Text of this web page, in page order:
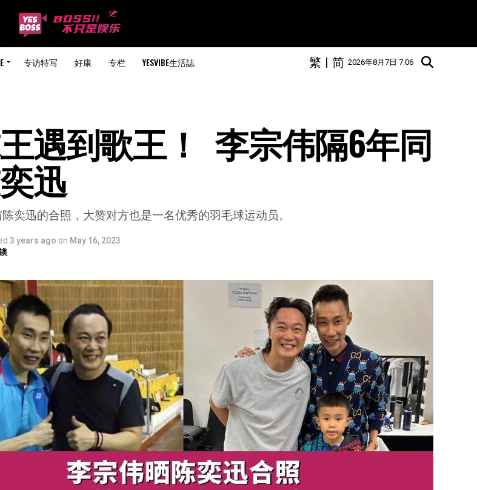
专访特写 好康 专栏 YESVIBE生活誌 2026年8月7日 7:06
简
|
繁
遇到歌王！  李宗伟隔6年同
迅
奕迅的合照，大赞对方也是一名优秀的羽毛球运动员。
3 years ago on May 16, 2023